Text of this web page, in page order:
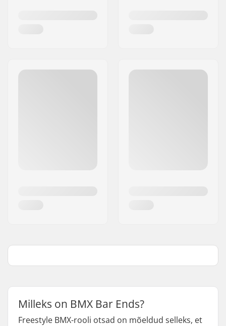
Milleks on BMX Bar Ends?
Freestyle BMX-rooli otsad on mõeldud selleks, et